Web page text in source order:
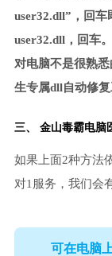
user32.dll”，回
user32.dll，回车
对电脑不是很熟
生专属dll自动修复
三、 金山毒霸电脑
如果上面2种方法
对1服务，我们会
可在电脑